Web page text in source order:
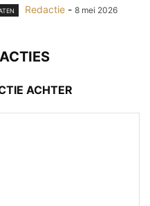
Redactie - 8 mei 2026
ACHTER